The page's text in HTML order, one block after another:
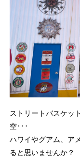
ストリートバスケッ
空･･･
ハワイやグアム、ア
ると思いませんか？